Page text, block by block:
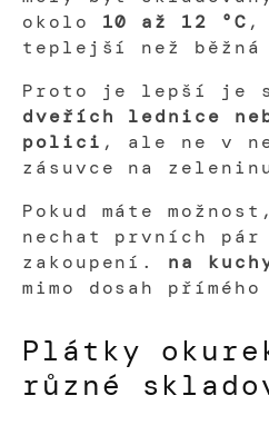
okolo
10 až 12 °C ,
teplejší než běžná
Proto je lepší je
dveřích lednice
polici , ale ne v
zásuvce na
Pokud máte
nechat prvních pár
zakoupení. na
mimo dosah
Plátky
různé